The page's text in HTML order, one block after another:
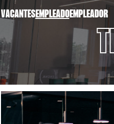
VACANTESEMPLEADOEMPLEADOR